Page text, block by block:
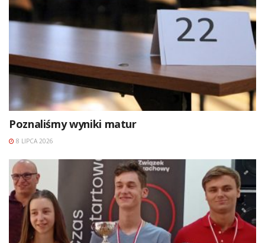
Poznaliśmy wyniki matur
8 LIPCA 2026